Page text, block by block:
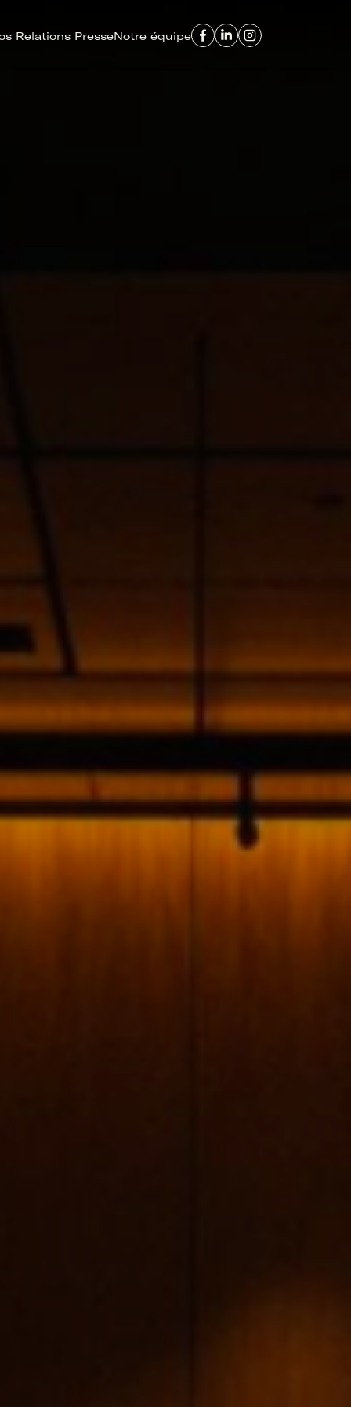
Relations PresseNotre équipe